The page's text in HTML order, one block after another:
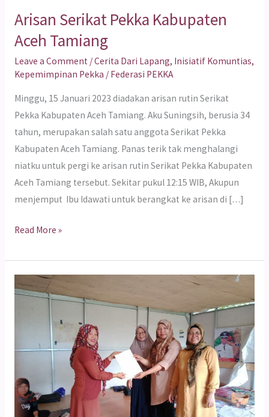
Arisan Serikat Pekka Kabupaten
Aceh Tamiang
Leave a Comment /Cerita Dari Lapang, Inisiatif Komuntias,
Kepemimpinan Pekka / Federasi PEKKA
Minggu, 15 Januari 2023 diadakan arisan rutin Serikat
Pekka Kabupaten Aceh Tamiang. Aku Suningsih, berusia 34
tahun, merupakan salah satu anggota Serikat Pekka
Kabupaten Aceh Tamiang. Panas terik tak menghalangi
niatku untuk pergi ke arisan rutin Serikat Pekka Kabupaten
Aceh Tamiang tersebut. Sekitar pukul 12:15 WIB, Akupun
menjemput Ibu Idawati untuk berangkat ke arisan di […]
Read More »
Pembentukan
Koperasi
Sekunder
Tengah
Lombok
Utara